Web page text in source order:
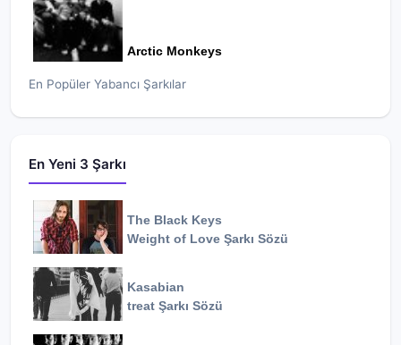
Arctic Monkeys
En Popüler Yabancı Şarkılar
En Yeni 3 Şarkı
The Black Keys
Weight of Love Şarkı Sözü
Kasabian
treat Şarkı Sözü